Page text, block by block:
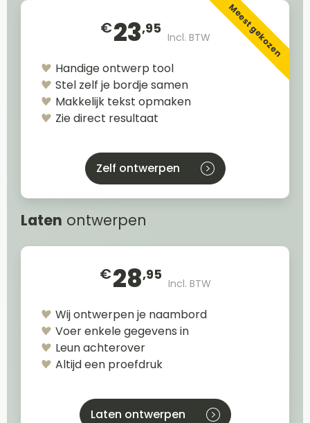
€23,95
Incl. BTW Meest gekozen
Handige ontwerp tool
Stel zelf je bordje samen
Makkelijk tekst opmaken
Zie direct resultaat
Zelf ontwerpen
Laten ontwerpen
€28,95
Incl. BTW
Wij ontwerpen je naambord
Voer enkele gegevens in
Leun achterover
Altijd een proefdruk
Laten ontwerpen